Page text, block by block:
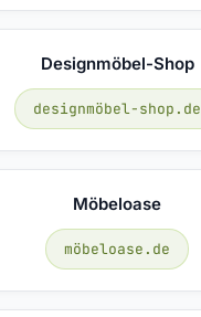
Designmöbel-Shop
designmöbel-shop.de
Möbeloase
möbeloase.de